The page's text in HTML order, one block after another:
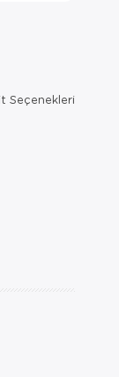
Seçenekleri